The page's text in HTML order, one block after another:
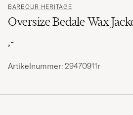
BARBOUR HERITAGE
Oversize Bedale Wax
,-
Artikelnummer: 29470911r